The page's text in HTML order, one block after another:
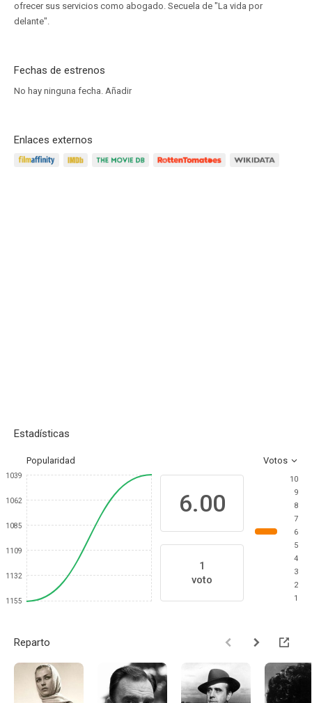
ofrecer sus servicios como abogado. Secuela de "La vida por
delante".
Fechas de estrenos
No hay ninguna fecha. Añadir
Enlaces externos
Estadísticas
Popularidad Votos
1039
1062
1085
1109
1132
1155
6.00
1
voto
10
9
8
7
6
5
4
3
2
1
Reparto